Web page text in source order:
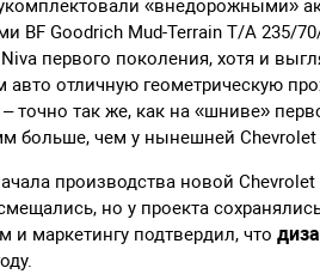
«внедорожными»
BF Goodrich Mud-Terrain T/A 235/
первого поколения, хотя и
авто отличную геометрическую
точно так же, как на «шниве»
больше, чем у нынешней Chevrolet
производства новой
но у проекта
и маркетингу подтвердил, что